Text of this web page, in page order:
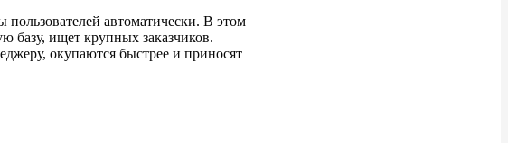
пользователей автоматически. В этом
базу, ищет крупных заказчиков.
окупаются быстрее и приносят